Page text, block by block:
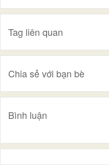
Tag liên quan
Chia sẻ với bạn bè
Bình luận